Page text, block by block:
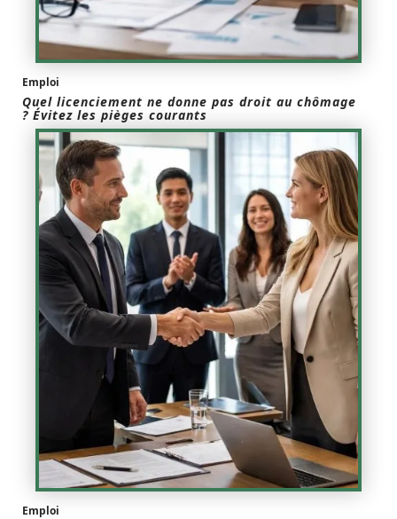
Emploi
Quel licenciement ne donne pas droit au chômage
? Évitez les pièges courants
Emploi